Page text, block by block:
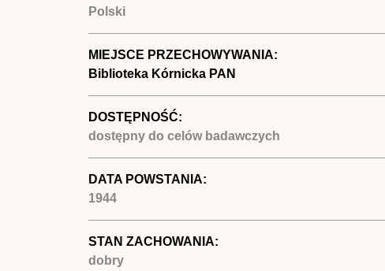
Polski
MIEJSCE PRZECHOWYWANIA:
Biblioteka Kórnicka PAN
DOSTĘPNOŚĆ:
dostępny do celów badawczych
DATA POWSTANIA:
1944
STAN ZACHOWANIA:
dobry